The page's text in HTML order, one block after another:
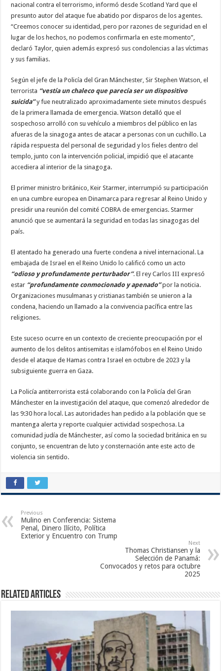
nacional contra el terrorismo, informó desde Scotland Yard que el
presunto autor del ataque fue abatido por disparos de los agentes.
“Creemos conocer su identidad, pero por razones de seguridad en el
lugar de los hechos, no podemos confirmarla en este momento”,
declaró Taylor, quien además expresó sus condolencias a las víctimas
y sus familias.
Según el jefe de la Policía del Gran Mánchester, Sir Stephen Watson, el
terrorista “vestía un chaleco que parecía ser un dispositivo
suicida”y fue neutralizado aproximadamente siete minutos después
de la primera llamada de emergencia. Watson detalló que el
sospechoso arrolló con su vehículo a miembros del público en las
afueras de la sinagoga antes de atacar a personas con un cuchillo. La
rápida respuesta del personal de seguridad y los fieles dentro del
templo, junto con la intervención policial, impidió que el atacante
accediera al interior de la sinagoga.
El primer ministro británico, Keir Starmer, interrumpió su participación
en una cumbre europea en Dinamarca para regresar al Reino Unido y
presidir una reunión del comité COBRA de emergencias. Starmer
anunció que se aumentará la seguridad en todas las sinagogas del
país.
El atentado ha generado una fuerte condena a nivel internacional. La
embajada de Israel en el Reino Unido lo calificó como un acto
“odioso y profundamente perturbador”. El rey Carlos III expresó
estar “profundamente conmocionado y apenado”por la noticia.
Organizaciones musulmanas y cristianas también se unieron a la
condena, haciendo un llamado a la convivencia pacífica entre las
religiones.
Este suceso ocurre en un contexto de creciente preocupación por el
aumento de los delitos antisemitas e islamófobos en el Reino Unido
desde el ataque de Hamas contra Israel en octubre de 2023 y la
subsiguiente guerra en Gaza.
La Policía antiterrorista está colaborando con la Policía del Gran
Mánchester en la investigación del ataque, que comenzó alrededor de
las 9:30 hora local. Las autoridades han pedido a la población que se
mantenga alerta y reporte cualquier actividad sospechosa. La
comunidad judía de Mánchester, así como la sociedad británica en su
conjunto, se encuentran de luto y consternación ante este acto de
violencia sin sentido.
Previous
Mulino en Conferencia: Sistema
Penal, Dinero Ilícito, Política
Exterior y Encuentro con Trump
Next
Thomas Christiansen y la
Selección de Panamá:
Convocados y retos para octubre
2025
Related Articles